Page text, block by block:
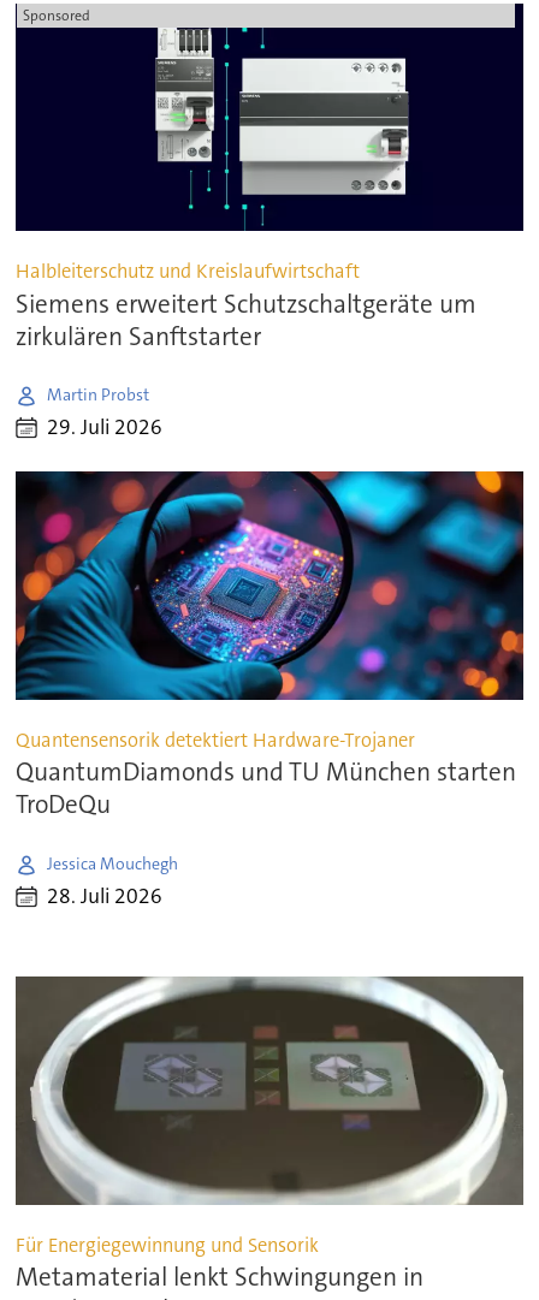
Sponsored
Halbleiterschutz und Kreislaufwirtschaft
Siemens erweitert Schutzschaltgeräte um
zirkulären Sanftstarter
Martin Probst
29. Juli 2026
Quantensensorik detektiert Hardware-Trojaner
QuantumDiamonds und TU München starten
TroDeQu
Jessica Mouchegh
28. Juli 2026
Für Energiegewinnung und Sensorik
Metamaterial lenkt Schwingungen in